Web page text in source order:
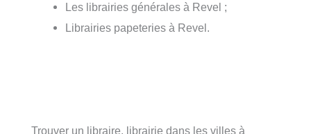
Les librairies générales à Revel ;
Librairies papeteries à Revel.
Trouver un libraire, librairie dans les villes à